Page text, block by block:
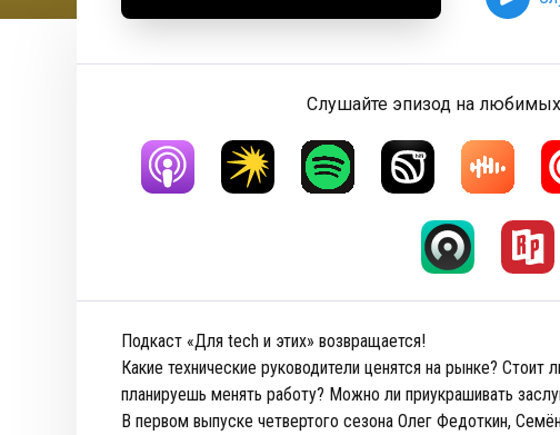
Слушайте эпизод на
Подкаст «Для tech и этих» возвращается!
Какие технические руководители ценятся на рынке? Стоит
планируешь менять работу? Можно ли приукрашивать
В первом выпуске четвертого сезона Олег Федоткин,